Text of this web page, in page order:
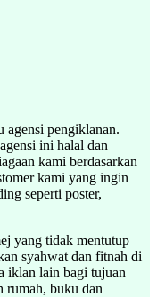
agensi pengiklanan.
ini halal dan
kami berdasarkan
kami yang ingin
seperti poster,
yang tidak mentutup
syahwat dan fitnah di
iklan lain bagi tujuan
rumah, buku dan